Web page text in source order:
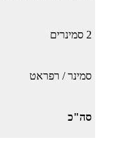
2 סמינרים
סמינר / רפראט
סה"כ